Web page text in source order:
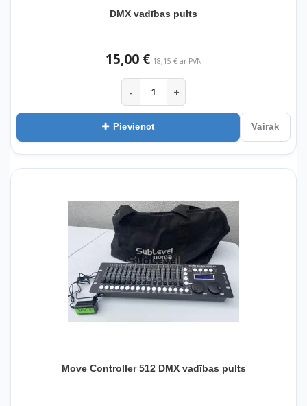
DMX vadības pults
15,00 € 18,15 € ar PVN
- +
Pievienot Vairāk
Move Controller 512 DMX vadības pults